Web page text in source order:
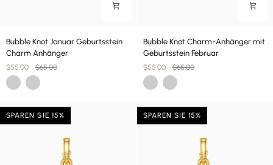
Knot
Januar
Geburtsstein
Charm
Bubble Knot Januar Geburtsstein
Charm Anhänger
$55.00 $65.00
Gold Silber
Knot
Charm-
Anhänger
mit
Februar
Bubble Knot Charm-Anhänger mit
Geburtsstein Februar
$55.00 $65.00
Gold Silber
SPAREN SIE 15% SPAREN SIE 15%